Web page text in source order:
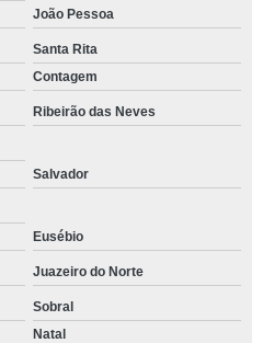
João Pessoa
Santa Rita
Contagem
Ribeirão das Neves
Salvador
Eusébio
Juazeiro do Norte
Sobral
Natal